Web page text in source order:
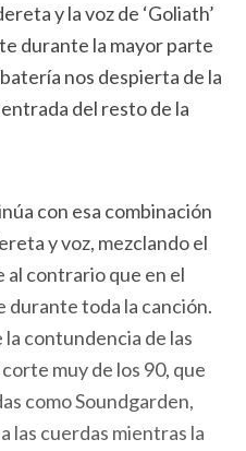
y la voz de ‘Goliath’
durante la mayor parte
nos despierta de la
del resto de la
con esa combinación
y voz, mezclando el
al contrario que en el
durante toda la canción.
la contundencia de las
muy de los 90, que
como Soundgarden,
las cuerdas mientras la